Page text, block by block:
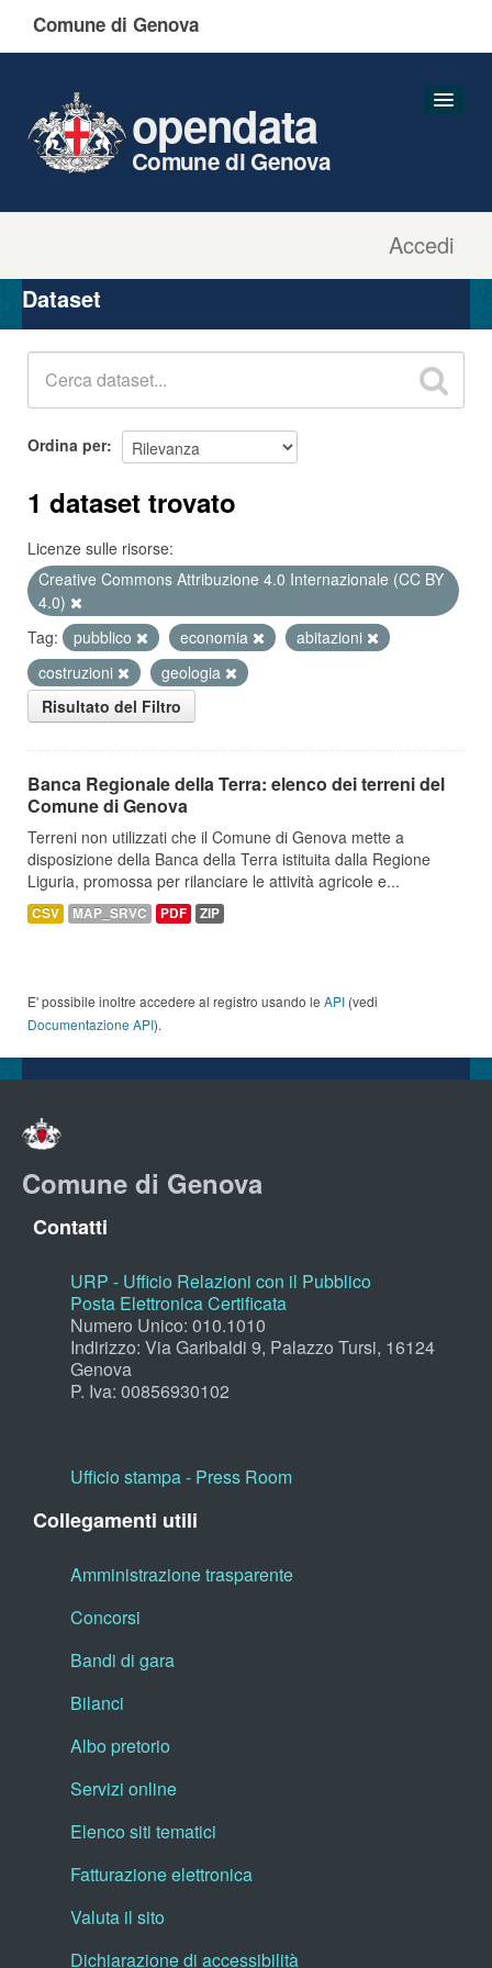
Comune di Genova
Accedi
opendata
Comune di Genova
Organizzazioni
Gruppi
Dataset
Ordina per
1 dataset trovato
Licenze sulle risorse:
Creative Commons Attribuzione 4.0 Internazionale (CC BY
4.0)
Tag:
pubblico economia
abitazioni
costruzioni
geologia
Risultato del Filtro
Banca Regionale della Terra: elenco dei terreni del
Comune di Genova
Terreni non utilizzati che il Comune di Genova mette a
disposizione della Banca della Terra istituita dalla Regione
Liguria, promossa per rilanciare le attività agricole e...
CSV MAP_SRVC PDF ZIP
E' possibile inoltre accedere al registro usando le API (vedi
Documentazione API).
Comune di Genova
Contatti
URP - Ufficio Relazioni con il Pubblico
Posta Elettronica Certificata
Numero Unico: 010.1010
Indirizzo: Via Garibaldi 9, Palazzo Tursi, 16124
Genova
P. Iva: 00856930102
Ufficio stampa - Press Room
Collegamenti utili
Amministrazione trasparente
Concorsi
Bandi di gara
Bilanci
Albo pretorio
Servizi online
Elenco siti tematici
Fatturazione elettronica
Valuta il sito
Dichiarazione di accessibilità